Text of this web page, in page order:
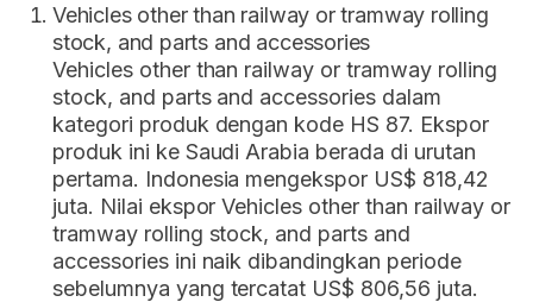
Vehicles other than railway or tramway rolling
stock, and parts and accessories
Vehicles other than railway or tramway rolling
stock, and parts and accessories dalam
kategori produk dengan kode HS 87. Ekspor
produk ini ke Saudi Arabia berada di urutan
pertama. Indonesia mengekspor US$ 818,42
juta. Nilai ekspor Vehicles other than railway or
tramway rolling stock, and parts and
accessories ini naik dibandingkan periode
sebelumnya yang tercatat US$ 806,56 juta.